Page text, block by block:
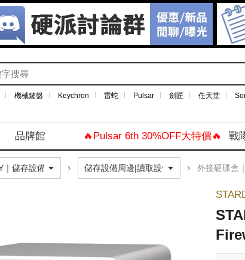
機械鍵盤 Keychron 雷蛇 Pulsar 劍匠 任天堂
品牌館 🔥Pulsar 6th 30%OFF大特價🔥 戰
外接硬碟盒